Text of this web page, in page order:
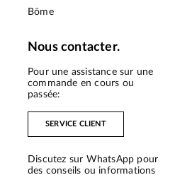
Bōme
Nous contacter.
Pour une assistance sur une
commande en cours ou
passée:
SERVICE CLIENT
Discutez sur WhatsApp pour
des conseils ou informations